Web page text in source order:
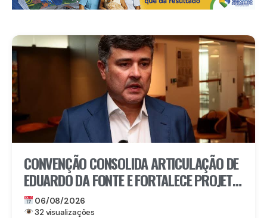
CONVENÇÃO CONSOLIDA ARTICULAÇÃO DE
EDUARDO DA FONTE E FORTALECE PROJETO
PARA O SENADO
06/08/2026
32 visualizações